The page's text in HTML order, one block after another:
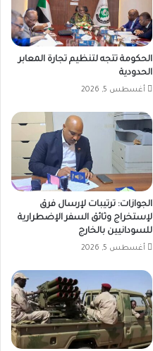
الحكومة تتجه لتنظيم تجارة المعابر
الحدودية
أغسطس 5, 2026
الجوازات: ترتيبات لإرسال فرق
لإستخراج وثائق السفر الإضطرارية
للسودانيين بالخارج
أغسطس 5, 2026